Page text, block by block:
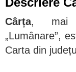
Cârța, mai
„Lumânare”,
Carta din